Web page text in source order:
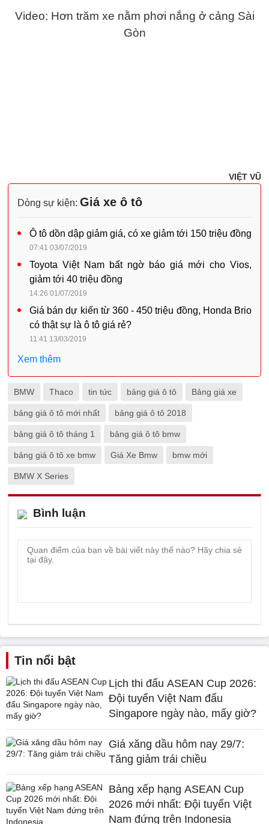
Video: Hơn trăm xe nằm phơi nắng ở cảng Sài
Gòn
VIỆT VŨ
Dòng sự kiện: Giá xe ô tô
Ô tô dồn dập giảm giá, có xe giảm tới 150 triệu đồng
07:41 03/07/2019
Toyota Việt Nam bất ngờ báo giá mới cho Vios,
giảm tới 40 triệu đồng
14:26 01/07/2019
Giá bán dự kiến từ 360 - 450 triệu đồng, Honda Brio
có thật sự là ô tô giá rẻ?
11:41 13/03/2019
Xem thêm
BMW Thaco tin tức bảng giá ô tô Bảng giá xe
bảng giá ô tô mới nhất bảng giá ô tô 2018
bảng giá ô tô tháng 1 bảng giá ô tô bmw
bảng giá ô tô xe bmw Giá Xe Bmw bmw mới
BMW X Series
Bình luận
Tin nổi bật
Lịch thi đấu ASEAN Cup 2026:
Đội tuyển Việt Nam đấu
Singapore ngày nào, mấy giờ?
Giá xăng dầu hôm nay 29/7:
Tăng giảm trái chiều
Bảng xếp hạng ASEAN Cup
2026 mới nhất: Đội tuyển Việt
Nam đứng trên Indonesia